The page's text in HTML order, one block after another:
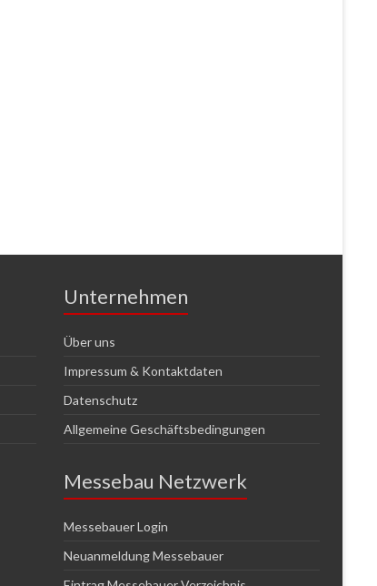
Unternehmen
Über uns
Impressum & Kontaktdaten
Datenschutz
Allgemeine Geschäftsbedingungen
Messebau Netzwerk
Messebauer Login
Neuanmeldung Messebauer